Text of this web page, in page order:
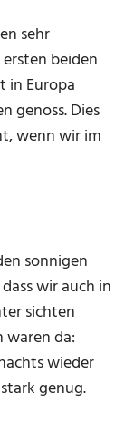
sehr
beiden
in Europa
genoss. Dies
wenn wir im
sonnigen
wir auch in
sichten
waren da:
wieder
genug.